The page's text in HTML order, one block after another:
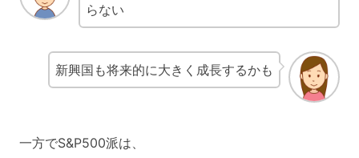
らない
新興国も将来的に大きく成長するかも
一方でS&P500派は、